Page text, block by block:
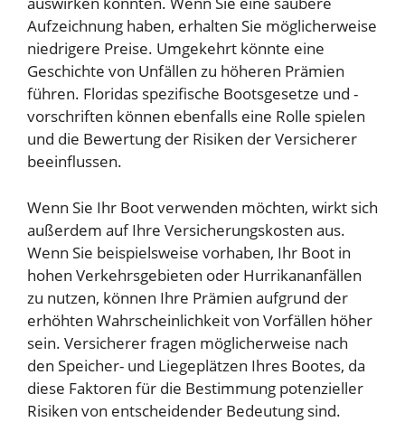
Aufzeichnung haben, erhalten Sie möglicherweise
niedrigere Preise. Umgekehrt könnte eine
Geschichte von Unfällen zu höheren Prämien
führen. Floridas spezifische Bootsgesetze und -
vorschriften können ebenfalls eine Rolle spielen
und die Bewertung der Risiken der Versicherer
beeinflussen.
Wenn Sie Ihr Boot verwenden möchten, wirkt sich
außerdem auf Ihre Versicherungskosten aus.
Wenn Sie beispielsweise vorhaben, Ihr Boot in
hohen Verkehrsgebieten oder Hurrikananfällen
zu nutzen, können Ihre Prämien aufgrund der
erhöhten Wahrscheinlichkeit von Vorfällen höher
sein. Versicherer fragen möglicherweise nach
den Speicher- und Liegeplätzen Ihres Bootes, da
diese Faktoren für die Bestimmung potenzieller
Risiken von entscheidender Bedeutung sind.